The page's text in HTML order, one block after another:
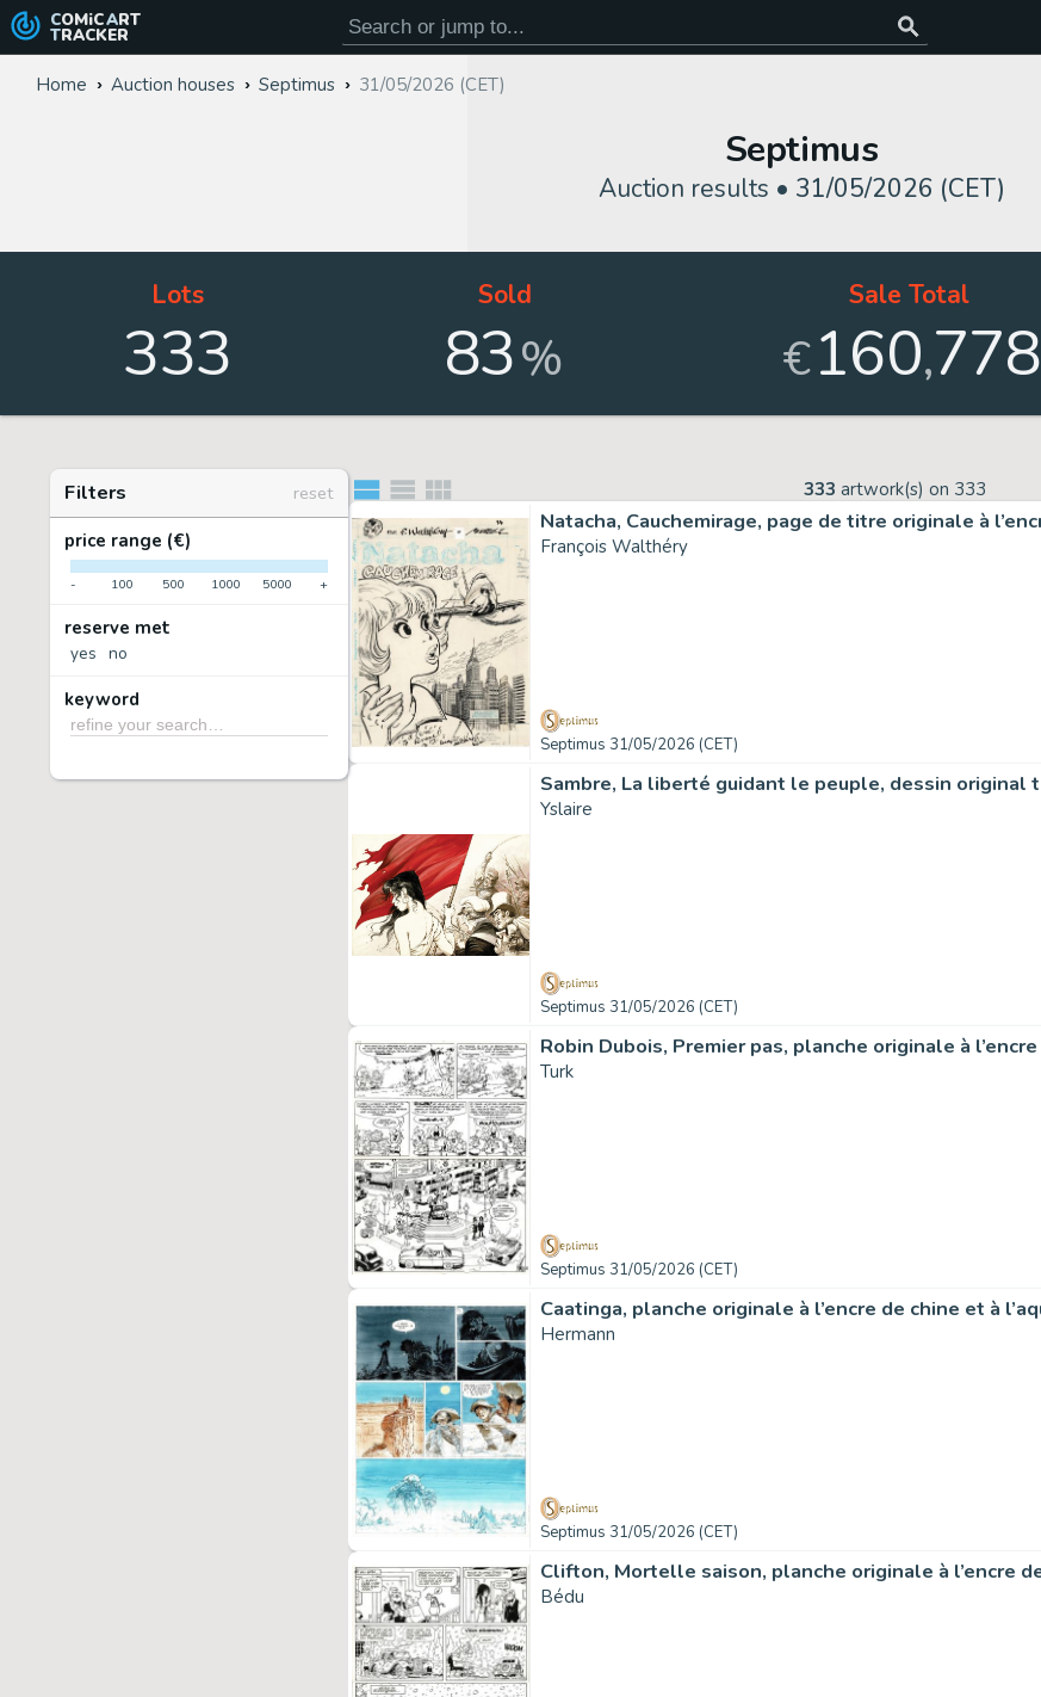
COMiC ART
TRACKER
Home Auction houses Septimus 31/05/2026 (CET)
Septimus
Auction results • 31/05/2026 (CET)
Lots
333
Sold
83%
Sale Total
€160,778
Filters
reset
price range (€)
- 100 500 1000 5000 +
reserve met
yes no
keyword
333 artwork(s) on 333
François Walthéry
Septimus 31/05/2026 (CET)
Yslaire
Septimus 31/05/2026 (CET)
Turk
Septimus 31/05/2026 (CET)
Hermann
Septimus 31/05/2026 (CET)
Bédu